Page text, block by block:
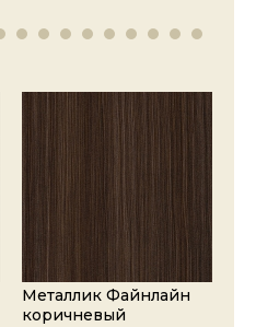
Металлик Файнлайн
коричневый